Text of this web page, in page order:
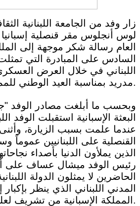
زار وفد من الجامعة اللبنانية
لوس أنجلوس مقر قنصلية
العام رسالة شكر موجهة إلى
السادس على المبادرة التي
اللبناني في خلال العرض
مدريد بمناسبة العيد الوطني للمملكة قبل أيام.
وبحسب ما أبلغت مصادر الوفد
البعثة الإسبانية استقبلت الوفد
عندما علمت بسبب الزيارة،
القنصلية على اللبنانيين عموماً
الذين يملأون الدنيا بأصداء
رئيس الوفد ميشال عساف على
الحاضرين لا يمثلون الدولة
المدني اللبناني الذي ينظر
المملكة الإسبانية من تشريف لعلم البلاد.